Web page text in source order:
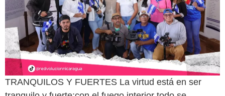
TRANQUILOS Y FUERTES La virtud está en ser